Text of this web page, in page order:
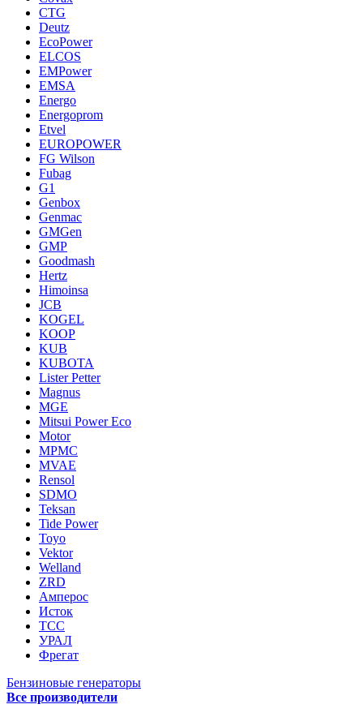
CTG
Deutz
EcoPower
ELCOS
EMPower
EMSA
Energo
Energoprom
Etvel
EUROPOWER
FG Wilson
Fubag
G1
Genbox
Genmac
GMGen
GMP
Goodmash
Hertz
Himoinsa
JCB
KOGEL
KOOP
KUB
KUBOTA
Lister Petter
Magnus
MGE
Mitsui Power Eco
Motor
MPMC
MVAE
Rensol
SDMO
Teksan
Tide Power
Toyo
Vektor
Welland
ZRD
Амперос
Исток
ТСС
УРАЛ
Фрегат
Бензиновые генераторы
Все производители